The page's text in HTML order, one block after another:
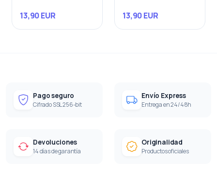
13,90 EUR 13,90 EUR
Pago seguro
Cifrado SSL 256-bit
Envío Express
Entrega en 24/48h
Devoluciones
14 días de garantía
Originalidad
Productos oficiales